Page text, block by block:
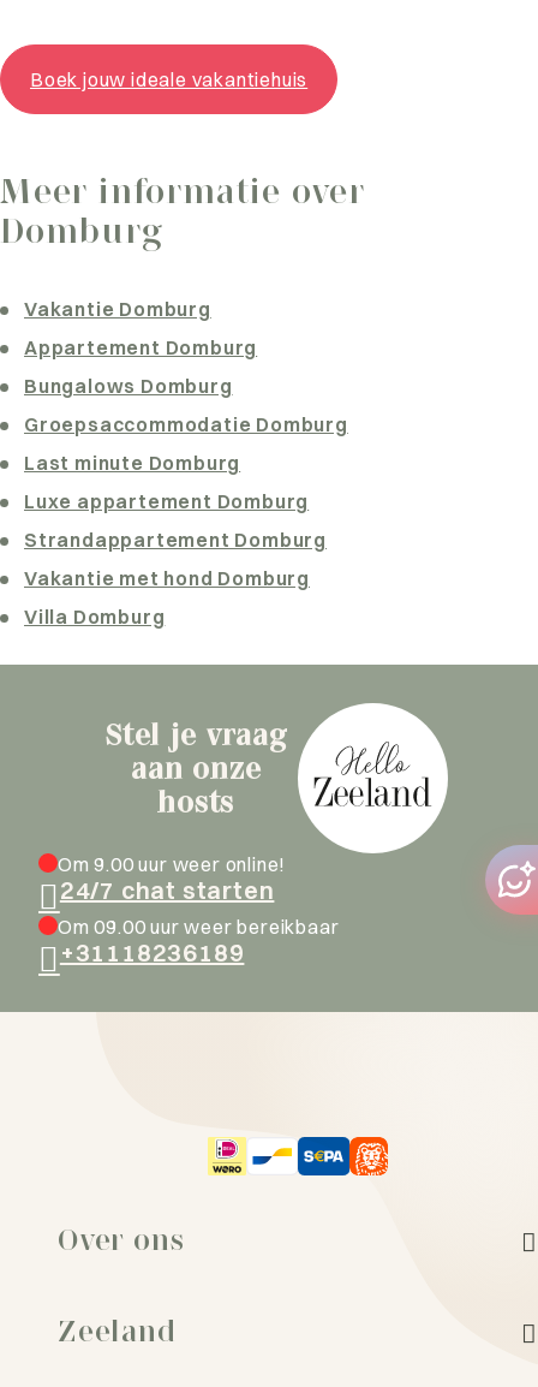
Boek jouw ideale vakantiehuis
Meer informatie over
Domburg
Vakantie Domburg
Appartement Domburg
Bungalows Domburg
Groepsaccommodatie Domburg
Last minute Domburg
Luxe appartement Domburg
Strandappartement Domburg
Vakantie met hond Domburg
Villa Domburg
Stel je vraag
aan onze
hosts
Om 9.00 uur weer online!
24/7 chat starten
Om 09.00 uur weer bereikbaar
+31118236189
Over ons
Zeeland